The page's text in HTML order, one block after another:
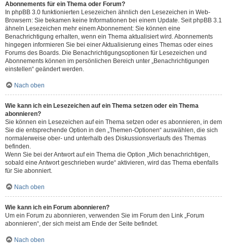
Abonnements für ein Thema oder Forum?
In phpBB 3.0 funktionierten Lesezeichen ähnlich den Lesezeichen in Web-
Browsern: Sie bekamen keine Informationen bei einem Update. Seit phpBB 3.1
ähneln Lesezeichen mehr einem Abonnement: Sie können eine
Benachrichtigung erhalten, wenn ein Thema aktualisiert wird. Abonnements
hingegen informieren Sie bei einer Aktualisierung eines Themas oder eines
Forums des Boards. Die Benachrichtigungsoptionen für Lesezeichen und
Abonnements können im persönlichen Bereich unter „Benachrichtigungen
einstellen“ geändert werden.
Nach oben
Wie kann ich ein Lesezeichen auf ein Thema setzen oder ein Thema
abonnieren?
Sie können ein Lesezeichen auf ein Thema setzen oder es abonnieren, in dem
Sie die entsprechende Option in den „Themen-Optionen“ auswählen, die sich
normalerweise ober- und unterhalb des Diskussionsverlaufs des Themas
befinden.
Wenn Sie bei der Antwort auf ein Thema die Option „Mich benachrichtigen,
sobald eine Antwort geschrieben wurde“ aktivieren, wird das Thema ebenfalls
für Sie abonniert.
Nach oben
Wie kann ich ein Forum abonnieren?
Um ein Forum zu abonnieren, verwenden Sie im Forum den Link „Forum
abonnieren“, der sich meist am Ende der Seite befindet.
Nach oben